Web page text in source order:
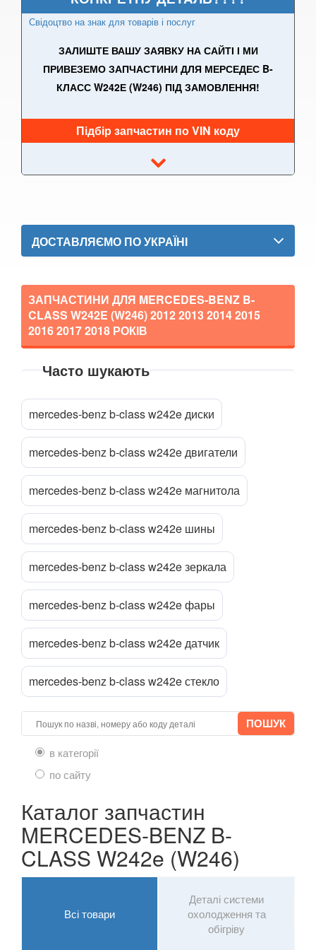
A-CLASS W177/V177
B-CLASS W245
B-CLASS W246
Citan W415
C-CLASS Sportcoupe C203
CLC-CLASS SportCoupe CL203
C-CLASS W204/S204
C-CLASS W205/S205/C205/A205
CLA-CLASS C117/X117
CL-CLASS W215/C215
CL-CLASS W216/C216
CLK-CLASS C208/A208
CLK-CLASS C209/A209
CLS-CLASS C219
CLS-CLASS C218
CLS-CLASS X218
CLS-CLASS C257
E-CLASS C207/A207
E-CLASS W210/S210
E-CLASS W211/S211
E-CLASS W213/S213
E-CLASS C238/A238
E-CLASS X213 ALL-TERRAIN
EQC N293
G-CLASS W463
GL-CLASS X164
GLA-CLASS X156
Свідоцтво на знак для товарів і послуг
ЗАЛИШТЕ ВАШУ ЗАЯВКУ НА САЙТІ І МИ
ПРИВЕЗЕМО ЗАПЧАСТИНИ ДЛЯ МЕРСЕДЕС B-
КЛАСС W242Е (W246) ПІД ЗАМОВЛЕННЯ!
Підбір запчастин по VIN коду
Прикріпити файл
ДОСТАВЛЯЄМО ПО УКРАЇНІ
ЗАПЧАСТИНИ ДЛЯ MERCEDES-BENZ B-
CLASS W242E (W246)
2016 2017 2018 РОКІВ
Часто шукають
mercedes-benz b-class w242e диски
mercedes-benz b-class w242e двигатели
mercedes-benz b-class w242e магнитола
mercedes-benz b-class w242e шины
mercedes-benz b-class w242e зеркала
mercedes-benz b-class w242e фары
mercedes-benz b-class w242e датчик
mercedes-benz b-class w242e стекло
в категорії
по сайту
Каталог запчастин
MERCEDES-BENZ B-
CLASS W242e (W246)
Всі товари
Деталі системи
охолодження та
обігріву